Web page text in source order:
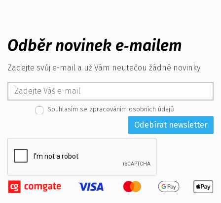
Odběr novinek e‑mailem
Zadejte svůj e-mail a už Vám neutečou žádné novinky
Souhlasím se zpracováním osobních údajů
Odebírat newsletter